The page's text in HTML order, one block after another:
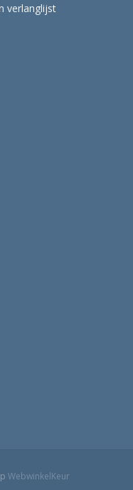
verlanglijst
WebwinkelKeur